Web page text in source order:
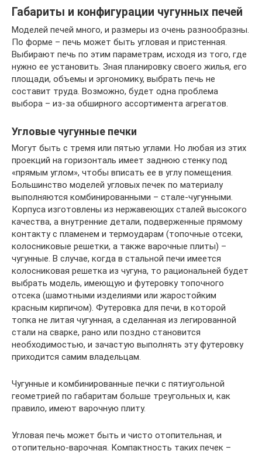
Габариты и конфигурации чугунных печей
Моделей печей много, и размеры из очень разнообразны.
По форме – печь может быть угловая и пристенная.
Выбирают печь по этим параметрам, исходя из того, где
нужно ее установить. Зная планировку своего жилья, его
площади, объемы и эргономику, выбрать печь не
составит труда. Возможно, будет одна проблема
выбора – из-за обширного ассортимента агрегатов.
Угловые чугунные печки
Могут быть с тремя или пятью углами. Но любая из этих
проекций на горизонталь имеет заднюю стенку под
«прямым углом», чтобы вписать ее в углу помещения.
Большинство моделей угловых печек по материалу
выполняются комбинированными – стале-чугунными.
Корпуса изготовлены из нержавеющих сталей высокого
качества, а внутренние детали, подверженные прямому
контакту с пламенем и термоударам (топочные отсеки,
колосниковые решетки, а также варочные плиты) –
чугунные. В случае, когда в стальной печи имеется
колосниковая решетка из чугуна, то рациональней будет
выбрать модель, имеющую и футеровку топочного
отсека (шамотными изделиями или жаростойким
красным кирпичом). Футеровка для печи, в которой
топка не литая чугунная, а сделанная из легированной
стали на сварке, рано или поздно становится
необходимостью, и зачастую выполнять эту футеровку
приходится самим владельцам.
Чугунные и комбинированные печки с пятиугольной
геометрией по габаритам больше треугольных и, как
правило, имеют варочную плиту.
Угловая печь может быть и чисто отопительная, и
отопительно-варочная. Компактность таких печек –